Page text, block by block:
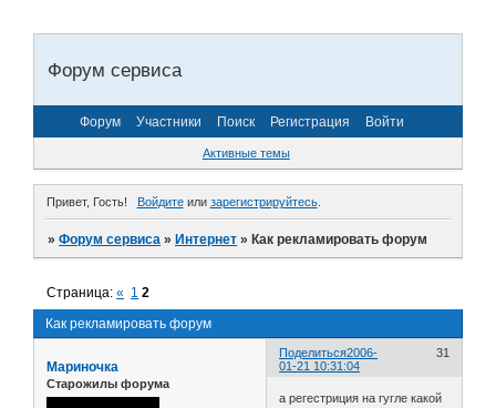
Форум сервиса
Форум Участники Поиск Регистрация Войти
Активные темы
Привет, Гость! Войдитеили зарегистрируйтесь.
»Форум сервиса »Интернет »Как рекламировать форум
Как рекламировать форум
Страница:« 1 2
Поделиться 31
2006-
01-21 10:31:04
Мариночка
Старожилы форума
а регестриция на гугле какой